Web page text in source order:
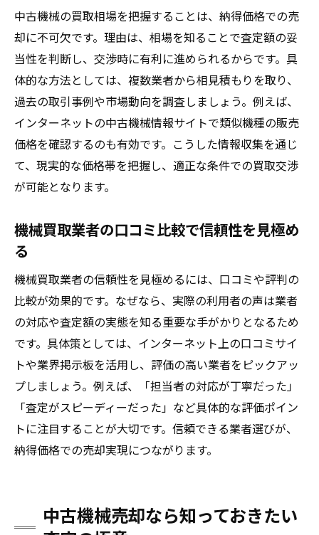
中古機械の買取相場を把握することは、納得価格での売
却に不可欠です。理由は、相場を知ることで査定額の妥
当性を判断し、交渉時に有利に進められるからです。具
体的な方法としては、複数業者から相見積もりを取り、
過去の取引事例や市場動向を調査しましょう。例えば、
インターネットの中古機械情報サイトで類似機種の販売
価格を確認するのも有効です。こうした情報収集を通じ
て、現実的な価格帯を把握し、適正な条件での買取交渉
が可能となります。
機械買取業者の口コミ比較で信頼性を見極め
る
機械買取業者の信頼性を見極めるには、口コミや評判の
比較が効果的です。なぜなら、実際の利用者の声は業者
の対応や査定額の実態を知る重要な手がかりとなるため
です。具体策としては、インターネット上の口コミサイ
トや業界掲示板を活用し、評価の高い業者をピックアッ
プしましょう。例えば、「担当者の対応が丁寧だった」
「査定がスピーディーだった」など具体的な評価ポイン
トに注目することが大切です。信頼できる業者選びが、
納得価格での売却実現につながります。
中古機械売却なら知っておきたい